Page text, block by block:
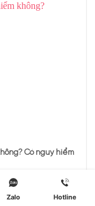
Có nguy hiểm
Zalo Hotline